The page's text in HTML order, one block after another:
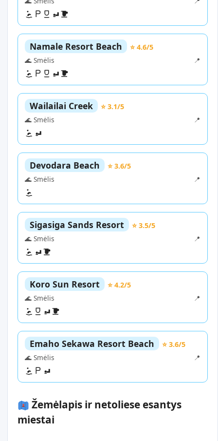
Namale Resort Beach
⭐ 4.6/5
🌊 Smėlis
📍
Wailailai Creek
⭐ 3.1/5
🌊 Smėlis
📍
Devodara Beach
⭐ 3.6/5
🌊 Smėlis
📍
Sigasiga Sands Resort
⭐ 3.5/5
🌊 Smėlis
📍
Koro Sun Resort
⭐ 4.2/5
🌊 Smėlis
📍
Emaho Sekawa Resort Beach
⭐ 3.6/5
🌊 Smėlis
📍
Žemėlapis ir netoliese esantys
miestai